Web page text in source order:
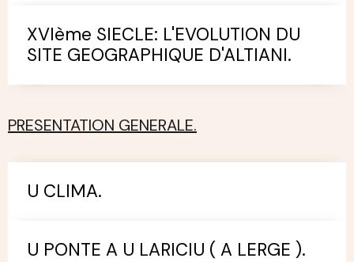
XVIème SIECLE: L'EVOLUTION DU
SITE GEOGRAPHIQUE D'ALTIANI.
PRESENTATION GENERALE.
U CLIMA.
U PONTE A U LARICIU ( A LERGE ).